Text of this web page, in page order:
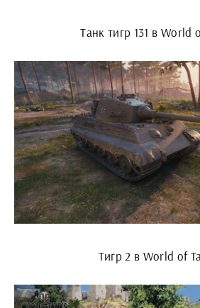
Танк тигр 131 в World
Тигр 2 в World of